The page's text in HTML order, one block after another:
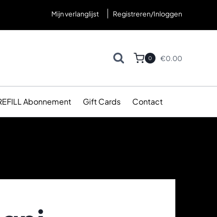
Mijn verlanglijst Registreren/Inloggen
0 €0.00
Abonnement Gift Cards Contact